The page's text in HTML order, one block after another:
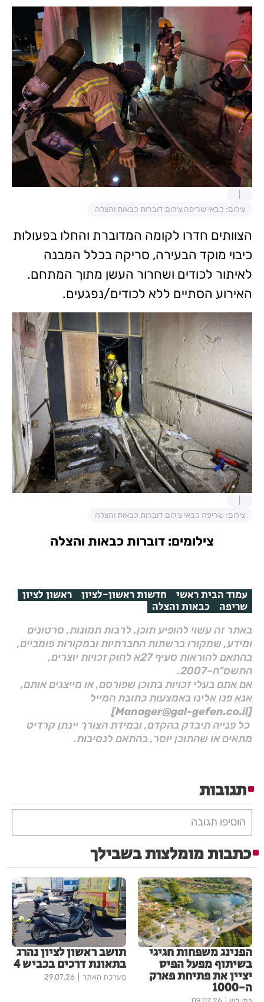
צילום: כבאי שריפה צילום דוברות כבאות והצלה
הצוותים חדרו לקומה המדוברת והחלו בפעולות
כיבוי מוקד הבעירה, סריקה בכלל המבנה
לאיתור לכודים ושחרור העשן מתוך המתחם.
האירוע הסתיים ללא לכודים/נפגעים.
צילום: שריפה כבאי צילום דוברות כבאות והצלה
צילומים: דוברות כבאות והצלה
עמוד הבית ראשי חדשות ראשון-לציון ראשון לציון
שריפה כבאות והצלה
באתר זה עשוי להופיע תוכן, לרבות תמונות, סרטונים
ומידע, שמקורו ברשתות החברתיות ובמקורות פומביים,
בהתאם להוראות סעיף 27א לחוק זכויות יוצרים,
התשס"ח–2007.
אם אתם בעלי זכויות בתוכן שפורסם, או מייצגים אותם,
אנא פנו אלינו באמצעות כתובת המייל
[Manager@gal-gefen.co.il]
כל פנייה תיבדק בהקדם, ובמידת הצורך יינתן קרדיט
מתאים או שהתוכן יוסר, בהתאם לנסיבות.
תגובות
הוסיפו תגובה
כתבות מומלצות בשבילך
הפנינג משפחות חגיגי
בשיתוף מפעל הפיס
יציין את פתיחת פארק
ה-1000
תושב ראשון לציון נהרג
בתאונת דרכים בכביש 4
מערכת האתר 29.07.26